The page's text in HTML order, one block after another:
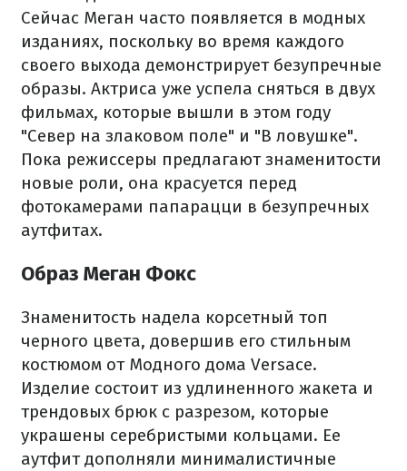
Сейчас Меган часто появляется в модных
изданиях, поскольку во время каждого
своего выхода демонстрирует безупречные
образы. Актриса уже успела сняться в двух
фильмах, которые вышли в этом году
"Север на злаковом поле" и "В ловушке".
Пока режиссеры предлагают знаменитости
новые роли, она красуется перед
фотокамерами папарацци в безупречных
аутфитах.
Образ Меган Фокс
Знаменитость надела корсетный топ
черного цвета, довершив его стильным
костюмом от Модного дома Versace.
Изделие состоит из удлиненного жакета и
трендовых брюк с разрезом, которые
украшены серебристыми кольцами. Ее
аутфит дополняли минималистичные